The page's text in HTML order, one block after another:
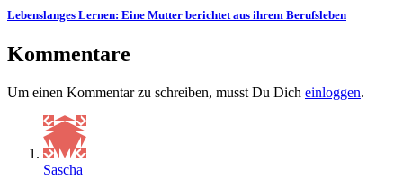
Lebenslanges Lernen: Eine Mutter berichtet aus ihrem Berufsleben
Kommentare
Um einen Kommentar zu schreiben, musst Du Dich einloggen.
Sascha